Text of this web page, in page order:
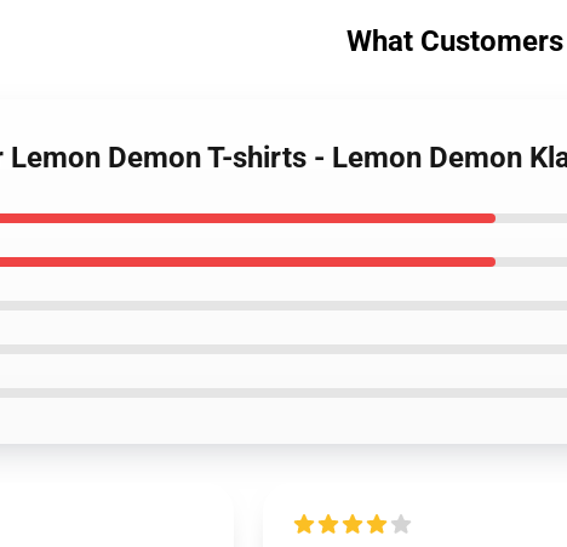
What
Demon T-shirts - Lemon Demon